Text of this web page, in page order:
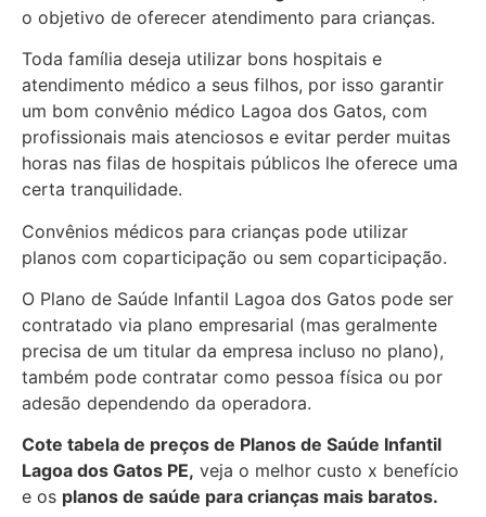
o objetivo de oferecer atendimento para crianças.
Toda família deseja utilizar bons hospitais e
atendimento médico a seus filhos, por isso garantir
um bom convênio médico Lagoa dos Gatos, com
profissionais mais atenciosos e evitar perder muitas
horas nas filas de hospitais públicos lhe oferece uma
certa tranquilidade.
Convênios médicos para crianças pode utilizar
planos com coparticipação ou sem coparticipação.
O Plano de Saúde Infantil Lagoa dos Gatos pode ser
contratado via plano empresarial (mas geralmente
precisa de um titular da empresa incluso no plano),
também pode contratar como pessoa física ou por
adesão dependendo da operadora.
Cote tabela de preços de Planos de Saúde Infantil
Lagoa dos Gatos PE, veja o melhor custo x benefício
e os planos de saúde para crianças mais baratos.